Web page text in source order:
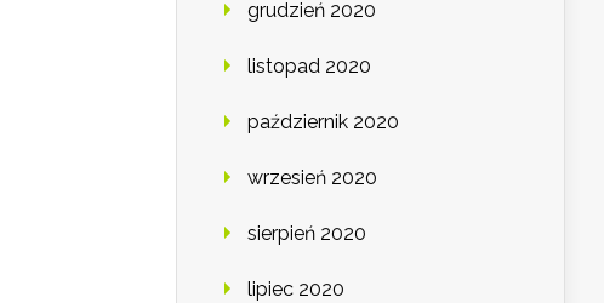
grudzień 2020
listopad 2020
październik 2020
wrzesień 2020
sierpień 2020
lipiec 2020